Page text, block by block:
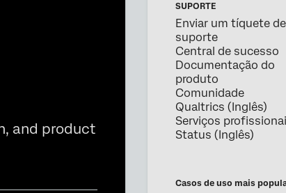
and product
SUPORTE
Enviar um tíquete de
suporte
Central de sucesso
Documentação do
produto
Comunidade
Qualtrics (Inglês)
Serviços
Status (Inglês)
Casos de uso mais